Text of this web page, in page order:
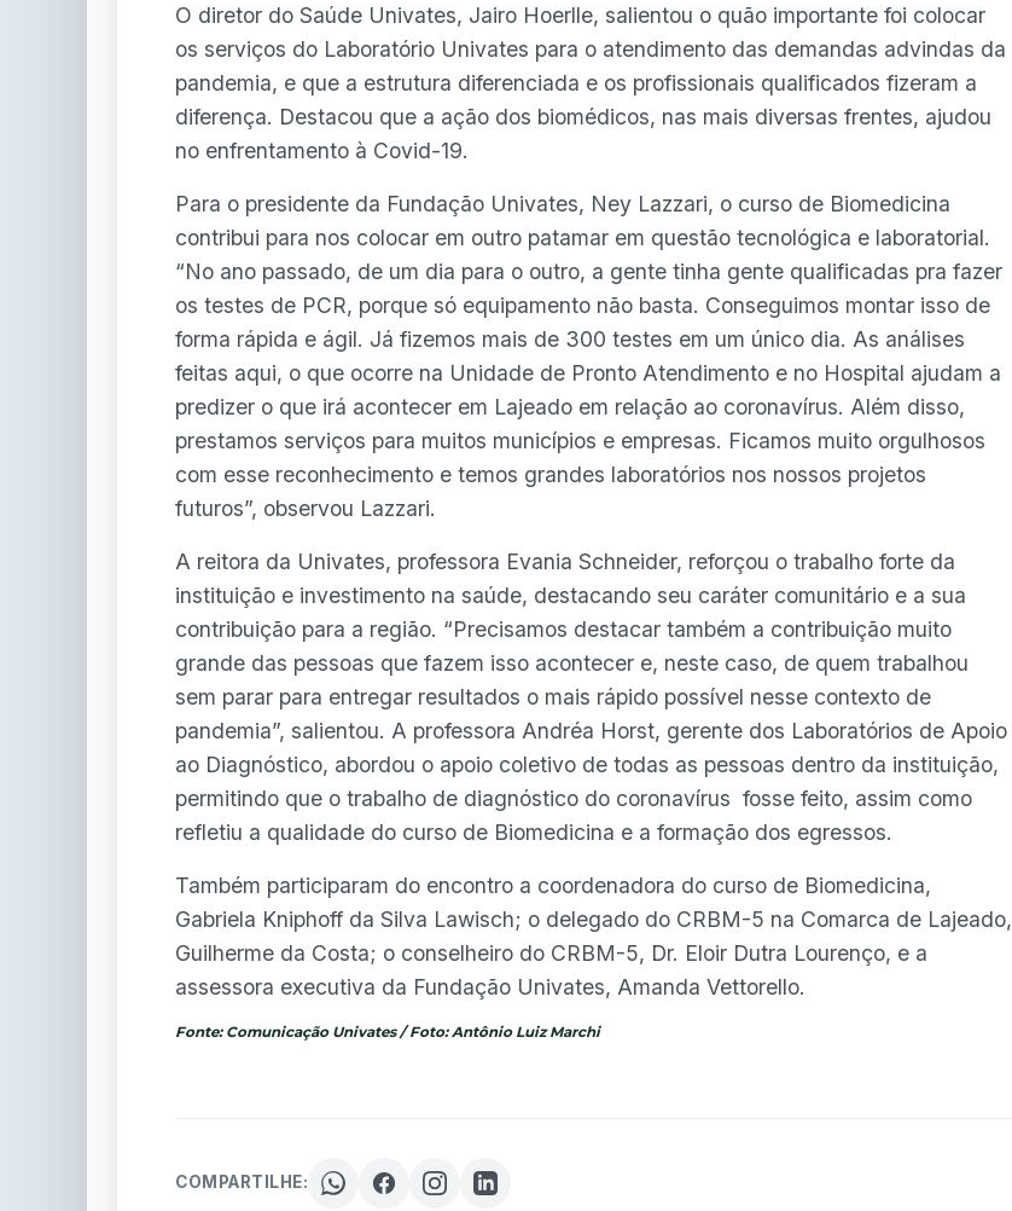
O diretor do Saúde Univates, Jairo Hoerlle, salientou o quão importante foi colocar
os serviços do Laboratório Univates para o atendimento das demandas advindas da
pandemia, e que a estrutura diferenciada e os profissionais qualificados fizeram a
diferença. Destacou que a ação dos biomédicos, nas mais diversas frentes, ajudou
no enfrentamento à Covid-19.
Para o presidente da Fundação Univates, Ney Lazzari, o curso de Biomedicina
contribui para nos colocar em outro patamar em questão tecnológica e laboratorial.
“No ano passado, de um dia para o outro, a gente tinha gente qualificadas pra fazer
os testes de PCR, porque só equipamento não basta. Conseguimos montar isso de
forma rápida e ágil. Já fizemos mais de 300 testes em um único dia. As análises
feitas aqui, o que ocorre na Unidade de Pronto Atendimento e no Hospital ajudam a
predizer o que irá acontecer em Lajeado em relação ao coronavírus. Além disso,
prestamos serviços para muitos municípios e empresas. Ficamos muito orgulhosos
com esse reconhecimento e temos grandes laboratórios nos nossos projetos
futuros”, observou Lazzari.
A reitora da Univates, professora Evania Schneider, reforçou o trabalho forte da
instituição e investimento na saúde, destacando seu caráter comunitário e a sua
contribuição para a região. “Precisamos destacar também a contribuição muito
grande das pessoas que fazem isso acontecer e, neste caso, de quem trabalhou
sem parar para entregar resultados o mais rápido possível nesse contexto de
pandemia”, salientou. A professora Andréa Horst, gerente dos Laboratórios de Apoio
ao Diagnóstico, abordou o apoio coletivo de todas as pessoas dentro da instituição,
permitindo que o trabalho de diagnóstico do coronavírus fosse feito, assim como
refletiu a qualidade do curso de Biomedicina e a formação dos egressos.
Também participaram do encontro a coordenadora do curso de Biomedicina,
Gabriela Kniphoff da Silva Lawisch; o delegado do CRBM-5 na Comarca de Lajeado,
Guilherme da Costa; o conselheiro do CRBM-5, Dr. Eloir Dutra Lourenço, e a
assessora executiva da Fundação Univates, Amanda Vettorello.
Fonte: Comunicação Univates / Foto: Antônio Luiz Marchi
COMPARTILHE: